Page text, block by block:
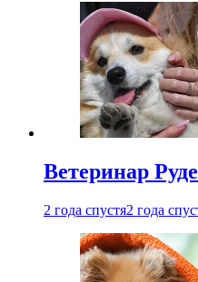
Ветеринар
2 года спустя2 года